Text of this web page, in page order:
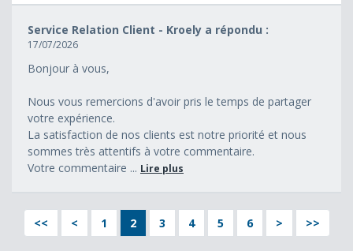
Service Relation Client - Kroely a répondu :
17/07/2026
Bonjour à vous,
Nous vous remercions d'avoir pris le temps de partager
votre expérience.
La satisfaction de nos clients est notre priorité et nous
sommes très attentifs à votre commentaire.
Votre commentaire ... Lire plus
<< < 1 2 3 4 5 6 > >>